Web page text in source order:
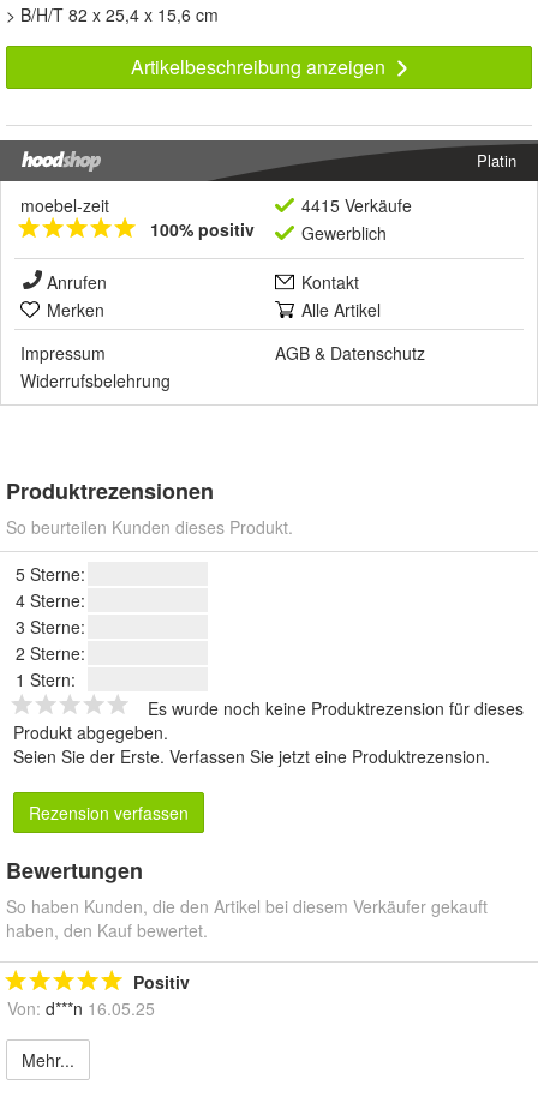
> B/H/T 82 x 25,4 x 15,6 cm
Artikelbeschreibung anzeigen
Platin
moebel-zeit
100% positiv
4415 Verkäufe
Gewerblich
Anrufen
Kontakt
Merken
Alle Artikel
Impressum
AGB & Datenschutz
Widerrufsbelehrung
Produktrezensionen
So beurteilen Kunden dieses Produkt.
5 Sterne:
4 Sterne:
3 Sterne:
2 Sterne:
1 Stern:
Es wurde noch keine Produktrezension für dieses
Produkt abgegeben.
Seien Sie der Erste. Verfassen Sie jetzt eine Produktrezension.
Rezension verfassen
Bewertungen
So haben Kunden, die den Artikel bei diesem Verkäufer gekauft
haben, den Kauf bewertet.
Positiv
Von: d***n 16.05.25
Mehr...